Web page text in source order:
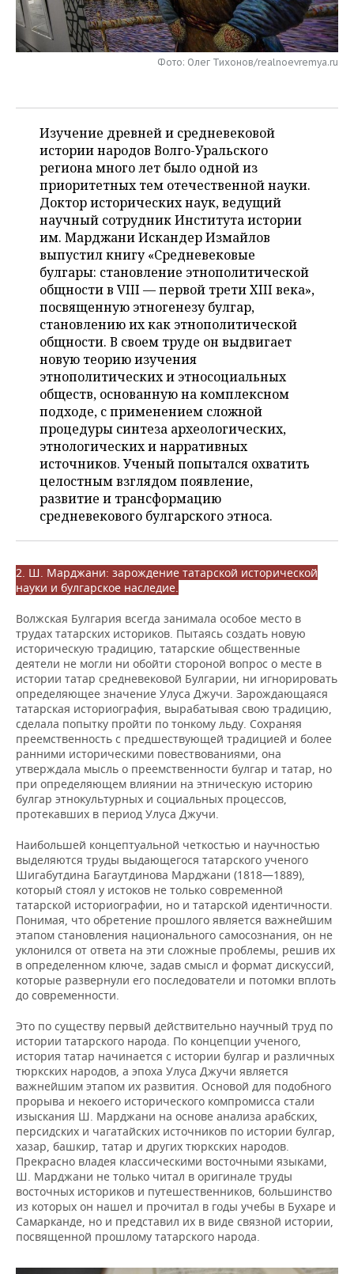
НЕФТЕХИМИЯ
НЕФТЬ
РОЗНИЧНАЯ ТОРГОВЛЯ
НОВОСТИ ТЕХНОЛОГИЙ
ТЕЛЕКОММУНИКАЦИИ
МЕРОПРИЯТИЯ
НОВОСТИ МЕРОПРИЯТИЙ
БИЗНЕС-БРАНЧИ
ONLINE-КОНФЕРЕНЦИИ
ОТКРЫТАЯ ЛЕКЦИЯ
ФУТБОЛ
ХОККЕЙ
БАСКЕТБОЛ
ВОЛЕЙБОЛ
КИБЕРСПОРТ
ФИГУРНОЕ КАТАНИЕ
ВОДНЫЕ ВИДЫ СПОРТА
ХОККЕЙ С МЯЧОМ
НОВОСТИ ОБЩЕСТВА
ВЛАСТЬ
ИНФРАСТРУКТУРА
КУЛЬТУРА
МЕДИЦИНА
ОБРАЗОВАНИЕ
ПРОИСШЕСТВИЯ
ФОТОГАЛЕРЕЯ
СЮЖЕТЫ
СПРАВОЧНИК
СПИСОК ПЕРСОН
СПИСОК КОМПАНИЙ
ПОЛНАЯ ВЕРСИЯ
Фото: Олег Тихонов/realnoevremya.ru
Изучение древней и средневековой
истории народов Волго-Уральского
региона много лет было одной из
приоритетных тем отечественной науки.
Доктор исторических наук, ведущий
научный сотрудник Института истории
им. Марджани Искандер Измайлов
выпустил книгу «Средневековые
булгары: становление этнополитической
общности в VIII — первой трети XIII века»,
посвященную этногенезу булгар,
становлению их как этнополитической
общности. В своем труде он выдвигает
новую теорию изучения
этнополитических и этносоциальных
обществ, основанную на комплексном
подходе, с применением сложной
процедуры синтеза археологических,
этнологических и нарративных
источников. Ученый попытался охватить
целостным взглядом появление,
развитие и трансформацию
средневекового булгарского этноса.
2. Ш. Марджани: зарождение татарской исторической
науки и булгарское наследие.
Волжская Булгария всегда занимала особое место в
трудах татарских историков. Пытаясь создать новую
историческую традицию, татарские общественные
деятели не могли ни обойти стороной вопрос о месте в
истории татар средневековой Булгарии, ни игнорировать
определяющее значение Улуса Джучи. Зарождающаяся
татарская историография, вырабатывая свою традицию,
сделала попытку пройти по тонкому льду. Сохраняя
преемственность с предшествующей традицией и более
ранними историческими повествованиями, она
утверждала мысль о преемственности булгар и татар, но
при определяющем влиянии на этническую историю
булгар этнокультурных и социальных процессов,
протекавших в период Улуса Джучи.
Наибольшей концептуальной четкостью и научностью
выделяются труды выдающегося татарского ученого
Шигабутдина Багаутдинова Марджани (1818—1889),
который стоял у истоков не только современной
татарской историографии, но и татарской идентичности.
Понимая, что обретение прошлого является важнейшим
этапом становления национального самосознания, он не
уклонился от ответа на эти сложные проблемы, решив их
в определенном ключе, задав смысл и формат дискуссий,
которые развернули его последователи и потомки вплоть
до современности.
Это по существу первый действительно научный труд по
истории татарского народа. По концепции ученого,
история татар начинается с истории булгар и различных
тюркских народов, а эпоха Улуса Джучи является
важнейшим этапом их развития. Основой для подобного
прорыва и некоего исторического компромисса стали
изыскания Ш. Марджани на основе анализа арабских,
персидских и чагатайских источников по истории булгар,
хазар, башкир, татар и других тюркских народов.
Прекрасно владея классическими восточными языками,
Ш. Марджани не только читал в оригинале труды
восточных историков и путешественников, большинство
из которых он нашел и прочитал в годы учебы в Бухаре и
Самарканде, но и представил их в виде связной истории,
посвященной прошлому татарского народа.